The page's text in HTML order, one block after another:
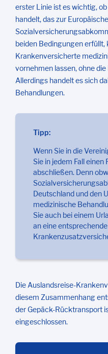
erster Linie ist es wichtig,
handelt, das zur
beiden Bedingungen erfüllt,
Krankenversicherte
vornehmen lassen, ohne
Allerdings handelt es sich
Behandlungen.
Tipp:
Wenn Sie in die
Sie in jedem Fall
abschließen. Denn
Deutschland und den
medizinische
Sie auch bei einem
an eine entsprechende
Die Auslandsreise-
diesem Zusammenhang
der Gepäck-Rücktransport
eingeschlossen.